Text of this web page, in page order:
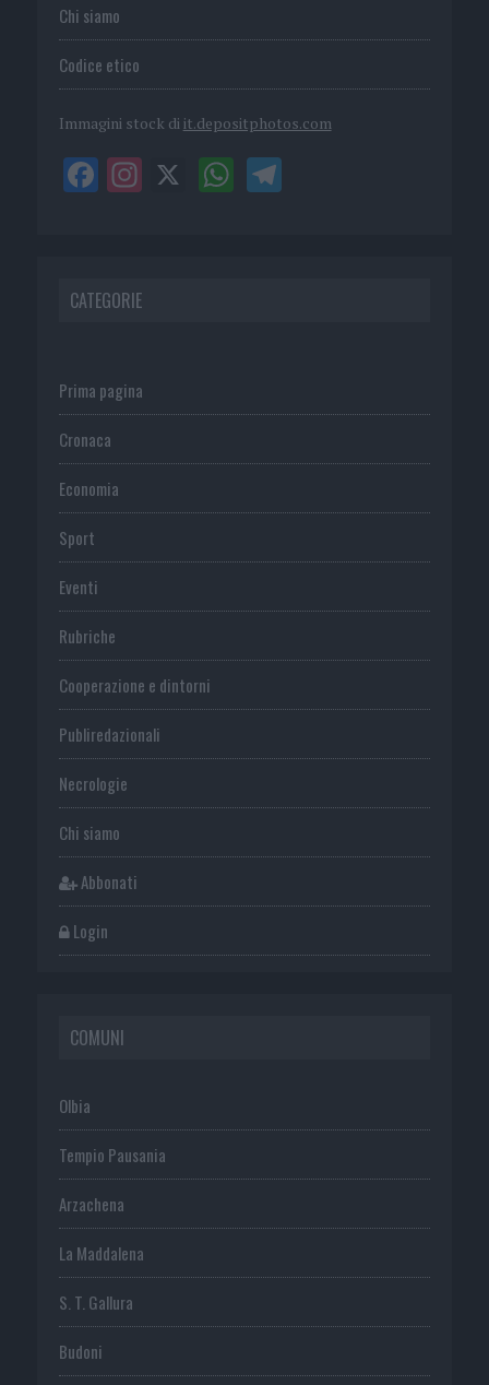
Chi siamo
Codice etico
Immagini stock di it.depositphotos.com
CATEGORIE
Prima pagina
Cronaca
Economia
Sport
Eventi
Rubriche
Cooperazione e dintorni
Publiredazionali
Necrologie
Chi siamo
Abbonati
Login
COMUNI
Olbia
Tempio Pausania
Arzachena
La Maddalena
S. T. Gallura
Budoni